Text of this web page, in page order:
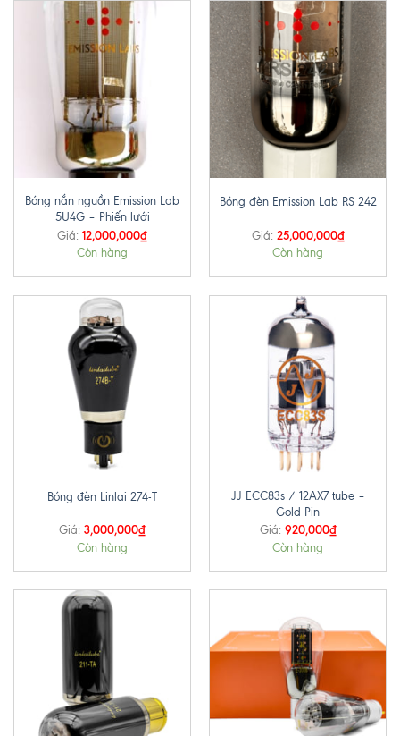
Bóng nắn nguồn Emission Lab
5U4G – Phiến lưới
Giá: 12,000,000₫
Còn hàng
Bóng đèn Emission Lab RS 242
Giá: 25,000,000₫
Còn hàng
Bóng đèn Linlai 274-T
Giá: 3,000,000₫
Còn hàng
JJ ECC83s / 12AX7 tube –
Gold Pin
Giá: 920,000₫
Còn hàng